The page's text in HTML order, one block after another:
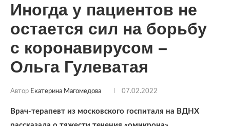
Иногда у пациентов не
остается сил на борьбу
с коронавирусом –
Ольга Гулеватая
Автор Екатерина Магомедова 07.02.2022
Врач-терапевт из московского госпиталя на ВДНХ